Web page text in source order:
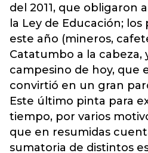
del 2011, que obligaron
la Ley de Educación; los
este año (mineros,
Catatumbo a la
campesino de hoy, que
convirtió en un gran
Este último pinta para
tiempo, por varios
que en resumidas
sumatoria de distintos